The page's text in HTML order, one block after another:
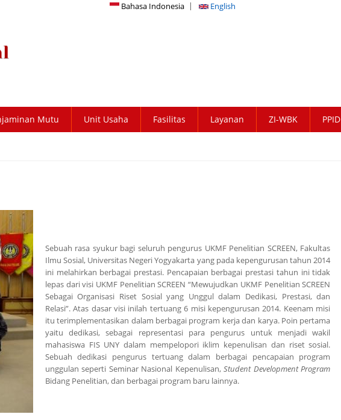
Bahasa Indonesia English
Mutu Unit Usaha Fasilitas Layanan ZI-WBK PPID
Sebuah rasa syukur bagi seluruh pengurus UKMF Penelitian SCREEN, Fakultas
Ilmu Sosial, Universitas Negeri Yogyakarta yang pada kepengurusan tahun 2014
ini melahirkan berbagai prestasi. Pencapaian berbagai prestasi tahun ini tidak
lepas dari visi UKMF Penelitian SCREEN “Mewujudkan UKMF Penelitian SCREEN
Sebagai Organisasi Riset Sosial yang Unggul dalam Dedikasi, Prestasi, dan
Relasi”. Atas dasar visi inilah tertuang 6 misi kepengurusan 2014. Keenam misi
itu terimplementasikan dalam berbagai program kerja dan karya. Poin pertama
yaitu dedikasi, sebagai representasi para pengurus untuk menjadi wakil
mahasiswa FIS UNY dalam mempelopori iklim kepenulisan dan riset sosial.
Sebuah dedikasi pengurus tertuang dalam berbagai pencapaian program
unggulan seperti Seminar Nasional Kepenulisan,Student Development Program
Bidang Penelitian, dan berbagai program baru lainnya.